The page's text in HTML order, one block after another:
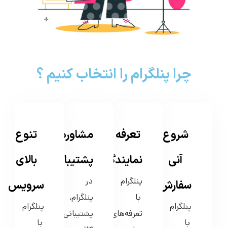
آنی
سفارش
پنلگرام
با
سرعت
نمایندگی
پنلگرام
با
تعرفه‌های
مناسب
و
پشتیبانی
در
پنلگرام،
پشتیبانی
۲۴
ساعته
بالای
سرویس
پنلگرام
با
ارائه